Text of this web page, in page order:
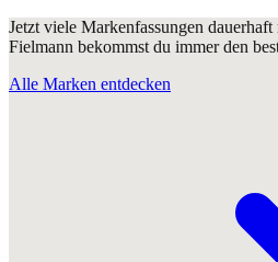
Jetzt viele Markenfassungen
Fielmann bekommst du immer den
Alle Marken entdecken